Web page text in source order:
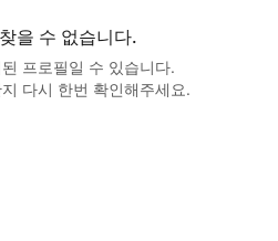
을 수 없습니다.
프로필일 수 있습니다.
다시 한번 확인해주세요.